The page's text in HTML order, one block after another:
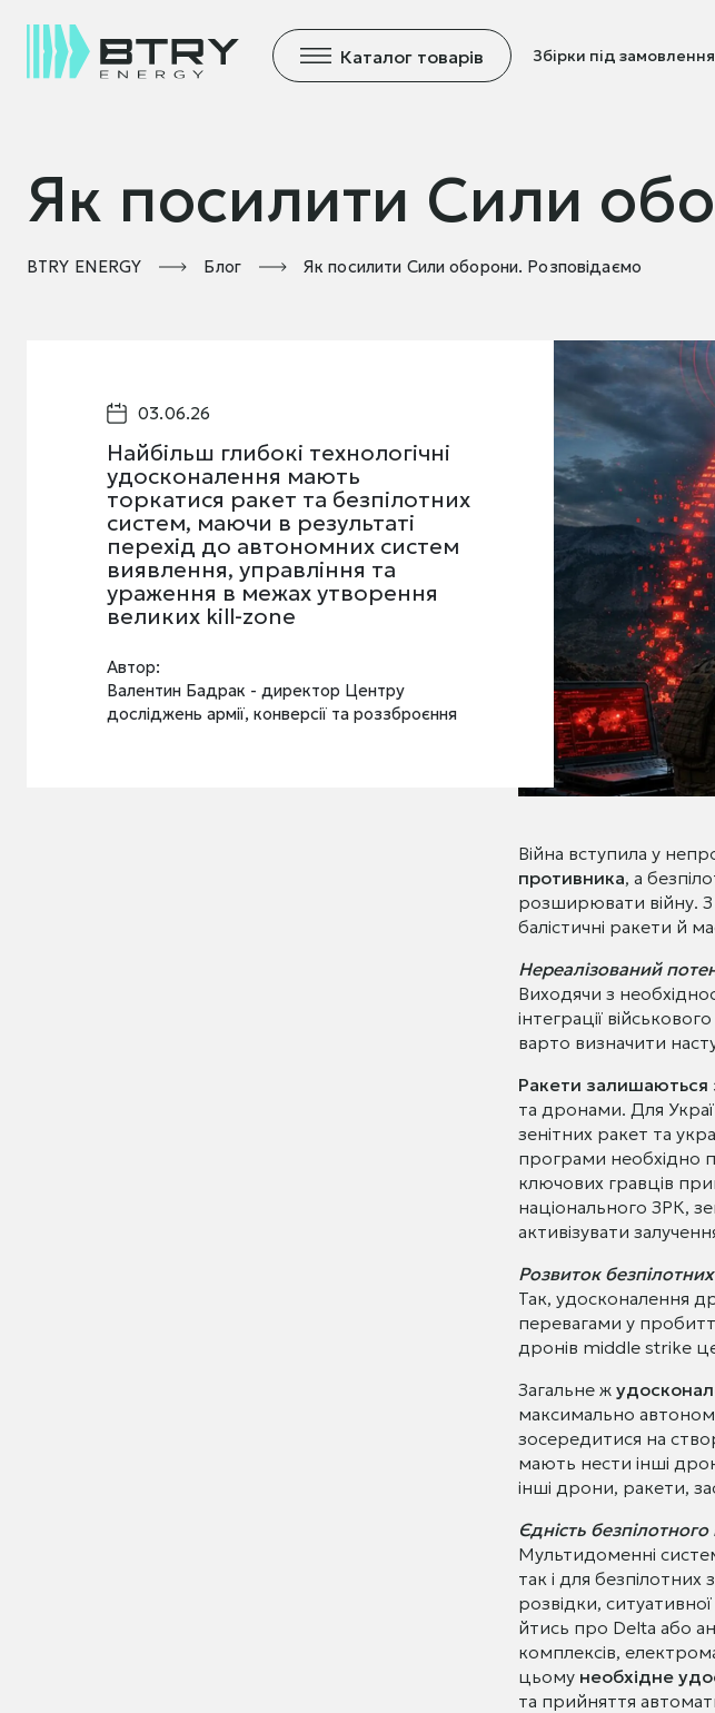
Каталог товарів Збірки під замовлення
Як посилити Сили
BTRY ENERGY Блог Як посилити Сили оборони. Розповідаємо
03.06.26
Найбільш глибокі технологічні
удосконалення мають
торкатися ракет та безпілотних
систем, маючи в результаті
перехід до автономних систем
виявлення, управління та
ураження в межах утворення
великих kill-zone
Автор:
Валентин Бадрак - директор Центру
досліджень армії, конверсії та роззброєння
Війна вступила у
противника, а
розширювати війну.
балістичні ракети й
Нереалізований
Виходячи з
інтеграції
варто визначити
Ракети залишаються
та дронами. Для
зенітних ракет та
програми необхідно
ключових гравців
національного ЗРК,
активізувати
Розвиток
Так, удосконалення
перевагами у
дронів middle strike
Загальне ж
максимально
зосередитися на
мають нести інші
інші дрони, ракети,
Єдність
Мультидоменні
так і для
розвідки,
йтись про Delta або
комплексів,
цьому необхідне
та прийняття